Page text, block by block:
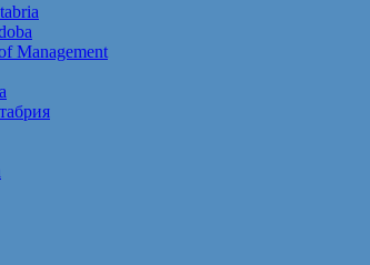
Management